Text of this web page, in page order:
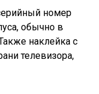
номер
обычно в
наклейка с
телевизора,